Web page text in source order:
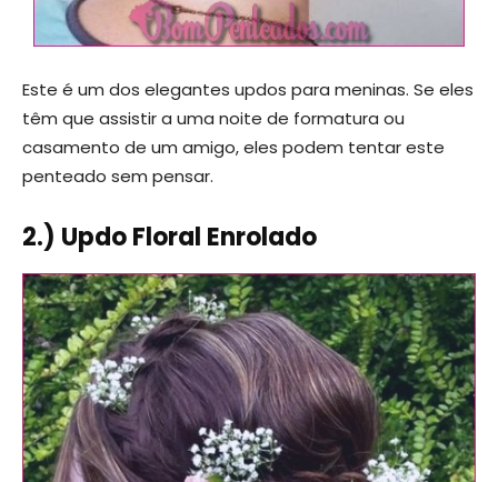
Este é um dos elegantes updos para meninas. Se eles
têm que assistir a uma noite de formatura ou
casamento de um amigo, eles podem tentar este
penteado sem pensar.
2.) Updo Floral Enrolado